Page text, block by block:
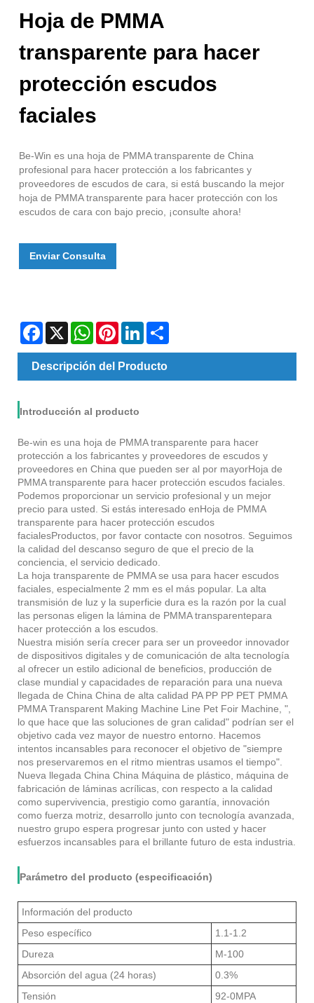
Hoja de PMMA
transparente para hacer
protección escudos
faciales
Be-Win es una hoja de PMMA transparente de China
profesional para hacer protección a los fabricantes y
proveedores de escudos de cara, si está buscando la mejor
hoja de PMMA transparente para hacer protección con los
escudos de cara con bajo precio, ¡consulte ahora!
Enviar Consulta
Facebook
X WhatsAppPinterestLinkedIn
Descripción del Producto
Introducción al producto
Be-win es una hoja de PMMA transparente para hacer
protección a los fabricantes y proveedores de escudos y
proveedores en China que pueden ser al por mayorHoja de
PMMA transparente para hacer protección escudos faciales.
Podemos proporcionar un servicio profesional y un mejor
precio para usted. Si estás interesado enHoja de PMMA
transparente para hacer protección escudos
facialesProductos, por favor contacte con nosotros. Seguimos
la calidad del descanso seguro de que el precio de la
conciencia, el servicio dedicado.
La hoja transparente de PMMA se usa para hacer escudos
faciales, especialmente 2 mm es el más popular. La alta
transmisión de luz y la superficie dura es la razón por la cual
las personas eligen la lámina de PMMA transparentepara
hacer protección a los escudos.
Nuestra misión sería crecer para ser un proveedor innovador
de dispositivos digitales y de comunicación de alta tecnología
al ofrecer un estilo adicional de beneficios, producción de
clase mundial y capacidades de reparación para una nueva
llegada de China China de alta calidad PA PP PP PET PMMA
PMMA Transparent Making Machine Line Pet Foir Machine, ",
lo que hace que las soluciones de gran calidad" podrían ser el
objetivo cada vez mayor de nuestro entorno. Hacemos
intentos incansables para reconocer el objetivo de "siempre
nos preservaremos en el ritmo mientras usamos el tiempo".
Nueva llegada China China Máquina de plástico, máquina de
fabricación de láminas acrílicas, con respecto a la calidad
como supervivencia, prestigio como garantía, innovación
como fuerza motriz, desarrollo junto con tecnología avanzada,
nuestro grupo espera progresar junto con usted y hacer
esfuerzos incansables para el brillante futuro de esta industria.
Parámetro del producto (especificación)
Información del producto
Peso específico
1.1-1.2
Dureza
M-100
Absorción del agua (24 horas)
0.3%
Tensión
92-0MPA